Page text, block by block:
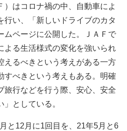
はコロナ禍の中、自動車によ
行い、「新しいドライブのカタ
ムページに公開した。ＪＡＦで
よる生活様式の変化を強いられ
えるべきという考えがある一方
すべきという考えもある。明確
旅行などを行う際、安心、安全
としている。
と12月に1回目を、21年5月と6